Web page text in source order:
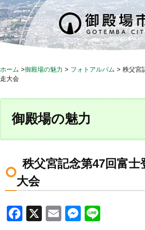
S
k
i
p
c
n
ホーム >御殿場の魅力 > フォトアルバム > 秩父宮
走大会
御殿場の魅力
秩父宮記念第47回富士
大会
F
X
E
M